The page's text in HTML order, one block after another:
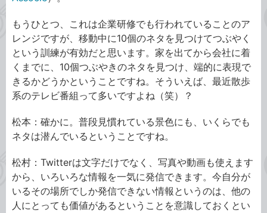
もうひとつ、これは企業研修でも行われていることのア
レンジですが、移動中に10個のネタを見つけてつぶやく
という訓練が有効だと思います。家を出てから会社に着
くまでに、10個つぶやきのネタを見つけ、端的に表現で
きるかどうかということですね。そういえば、最近散歩
系のテレビ番組って多いですよね（笑）？
松本：確かに。普段見慣れている景色にも、いくらでも
ネタは潜んでいるということですね。
松村：Twitterは文字だけでなく、写真や動画も使えます
から、いろいろな情報を一気に発信できます。今自分が
いるその場所でしか発信できない情報というのは、他の
人にとっても価値があるということを意識しておくとい